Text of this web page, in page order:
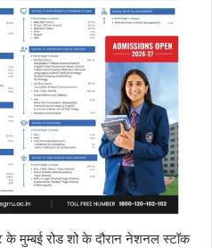
के मुम्बई रोड शो के दौरान नेशनल स्टॉक